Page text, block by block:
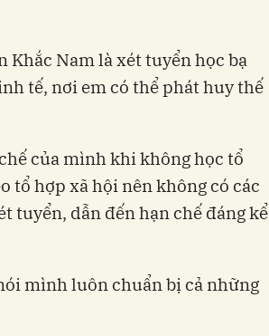
Khắc Nam là xét tuyển học bạ
tế, nơi em có thể phát huy thế
của mình khi không học tổ
tổ hợp xã hội nên không có các
tuyển, dẫn đến hạn chế đáng kể
mình luôn chuẩn bị cả những